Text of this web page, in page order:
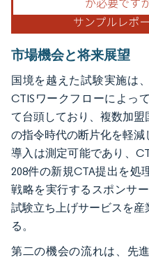
市場機会と将来展望
国境を越えた試験実施は
CTISワークフローによっ
て台頭しており、複数加
の指令時代の断片化を軽
導入は測定可能であり、
208件の新規CTA提出を処
戦略を実行するスポンサ
試験立ち上げサービスを
る。
第二の機会の流れは、先